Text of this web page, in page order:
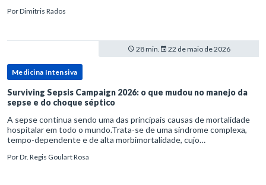
PorDimitris Rados
28 min. 22 de maio de 2026
Medicina Intensiva
Surviving Sepsis Campaign 2026: o que mudou no manejo da
sepse e do choque séptico
A sepse continua sendo uma das principais causas de mortalidade
hospitalar em todo o mundo.Trata-se de uma síndrome complexa,
tempo-dependente e de alta morbimortalidade, cujo
para o desfe
PorDr. Regis Goulart Rosa